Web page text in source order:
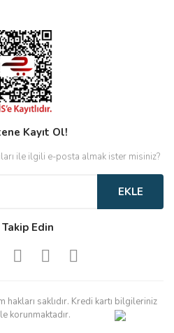
Kayıt Ol!
ile ilgili e-posta almak ister misiniz?
EKLE
Edin
saklıdır. Kredi kartı bilgileriniz
ile korunmaktadır.